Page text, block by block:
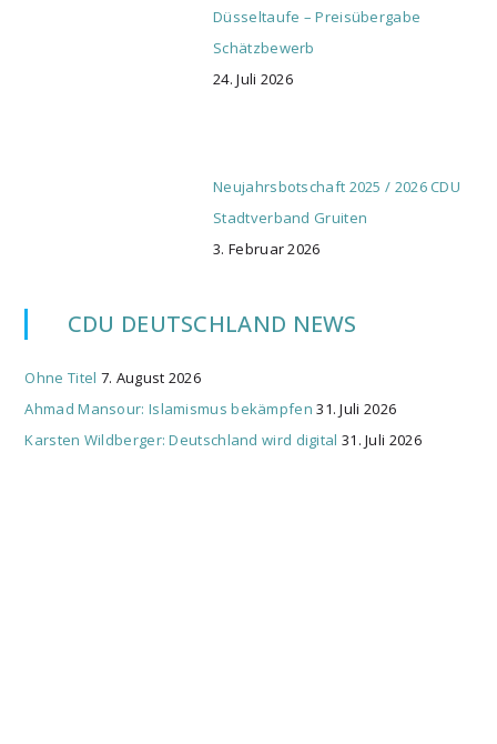
Düsseltaufe – Preisübergabe
Schätzbewerb
24. Juli 2026
Neujahrsbotschaft 2025 / 2026 CDU
Stadtverband Gruiten
3. Februar 2026
CDU DEUTSCHLAND NEWS
Ohne Titel 7. August 2026
Ahmad Mansour: Islamismus bekämpfen 31. Juli 2026
Karsten Wildberger: Deutschland wird digital 31. Juli 2026